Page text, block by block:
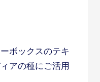
ボックスのテキ
アの種にご活用